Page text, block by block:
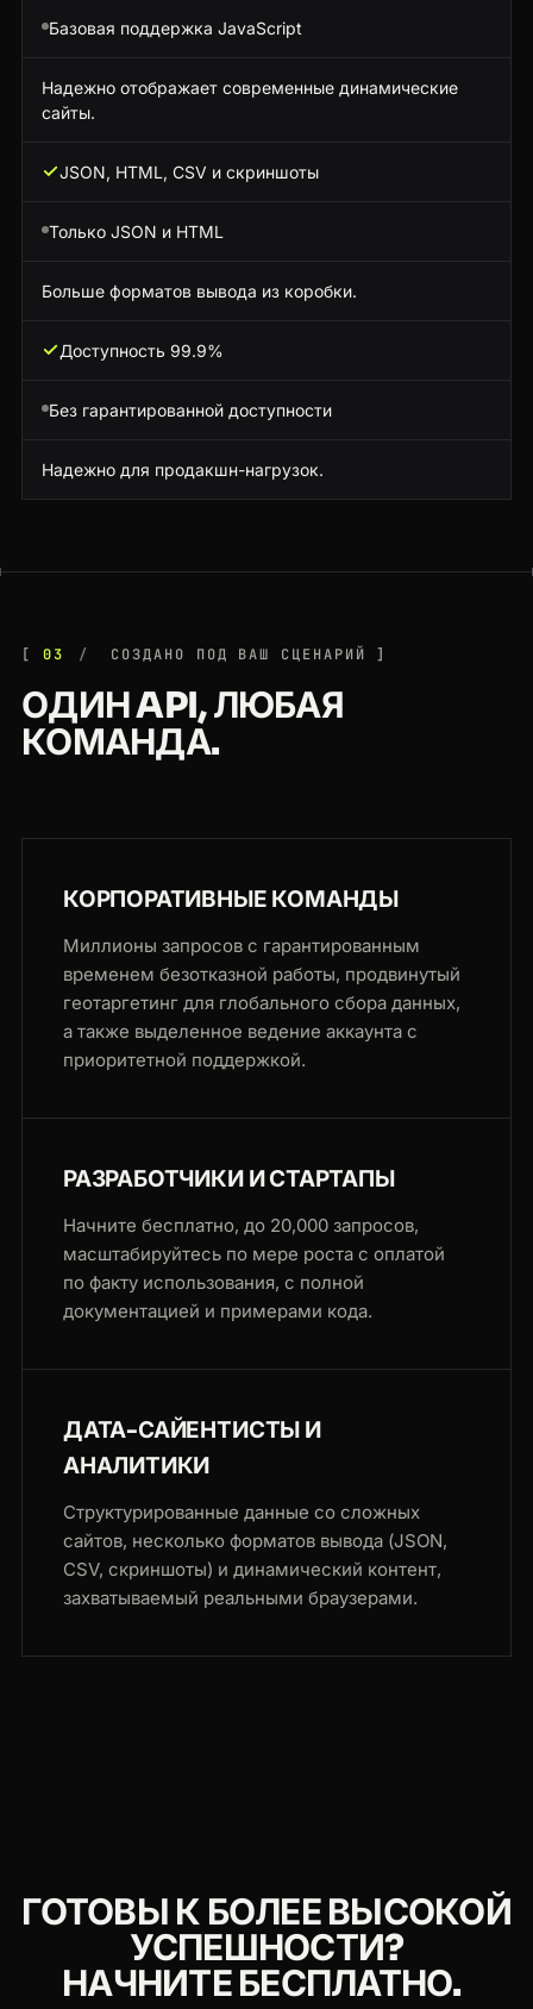
Базовая поддержка JavaScript
Надежно отображает современные динамические
сайты.
JSON, HTML, CSV и скриншоты
Только JSON и HTML
Больше форматов вывода из коробки.
Доступность 99.9%
Без гарантированной доступности
Надежно для продакшн-нагрузок.
03 СОЗДАНО ПОД ВАШ СЦЕНАРИЙ
ОДИН API, ЛЮБАЯ
КОМАНДА.
КОРПОРАТИВНЫЕ КОМАНДЫ
Миллионы запросов с гарантированным
временем безотказной работы, продвинутый
геотаргетинг для глобального сбора данных,
а также выделенное ведение аккаунта с
приоритетной поддержкой.
РАЗРАБОТЧИКИ И СТАРТАПЫ
Начните бесплатно, до 20,000 запросов,
масштабируйтесь по мере роста с оплатой
по факту использования, с полной
документацией и примерами кода.
ДАТА-САЙЕНТИСТЫ И
АНАЛИТИКИ
Структурированные данные со сложных
сайтов, несколько форматов вывода (JSON,
CSV, скриншоты) и динамический контент,
захватываемый реальными браузерами.
ГОТОВЫ К БОЛЕЕ ВЫСОКОЙ
УСПЕШНОСТИ?
НАЧНИТЕ БЕСПЛАТНО.